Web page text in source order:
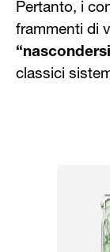
Pertanto, i
frammenti di
classici